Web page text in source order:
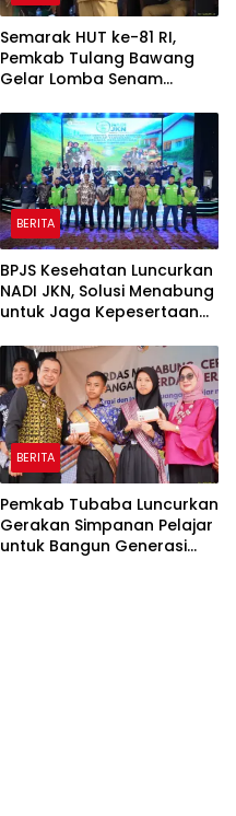
Semarak HUT ke-81 RI,
Pemkab Tulang Bawang
Gelar Lomba Senam
BERITA
BPJS Kesehatan Luncurkan
NADI JKN, Solusi Menabung
untuk Jaga Kepesertaan
BERITA
Pemkab Tubaba Luncurkan
Gerakan Simpanan Pelajar
untuk Bangun Generasi